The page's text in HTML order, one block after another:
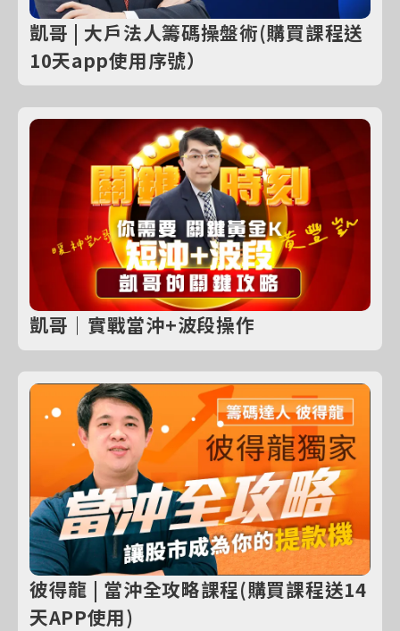
凱哥 | 大戶法人籌碼操盤術(購買課程送
10天app使用序號）
凱哥｜實戰當沖+波段操作
彼得龍 | 當沖全攻略課程(購買課程送14
天APP使用)